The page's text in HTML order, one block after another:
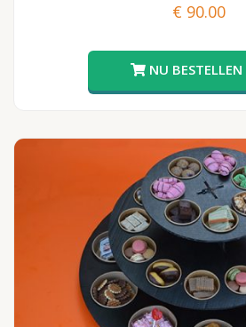
€ 90.00